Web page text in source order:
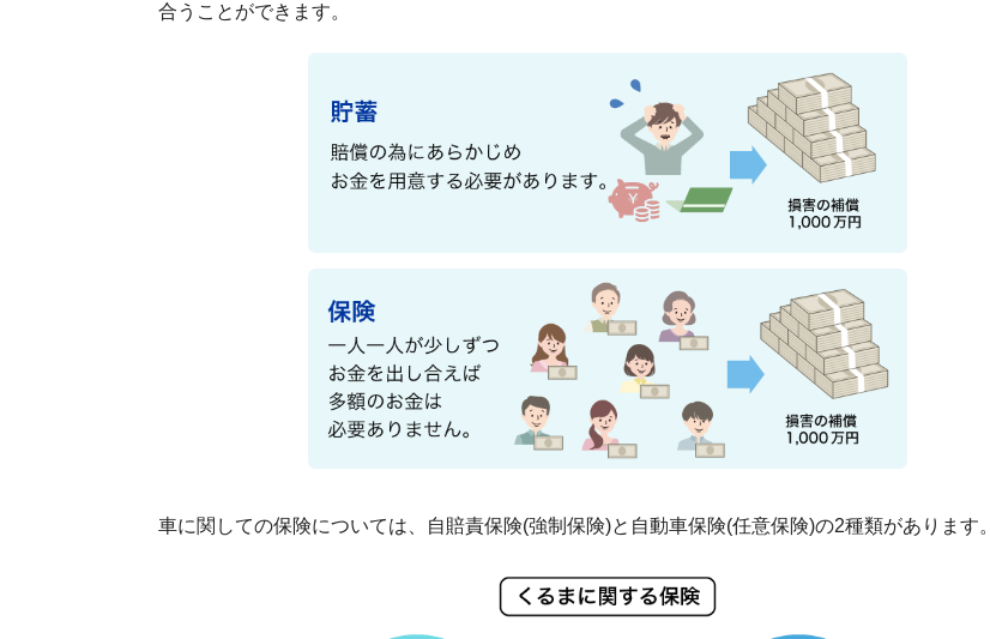
合うことができます。
車に関しての保険については、自賠責保険(強制保険)と自動車保険(任意保険)の2種類があります。